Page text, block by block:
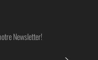
Newsletter!